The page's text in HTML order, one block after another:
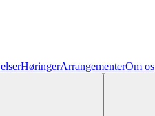
HøringerArrangementerOm os